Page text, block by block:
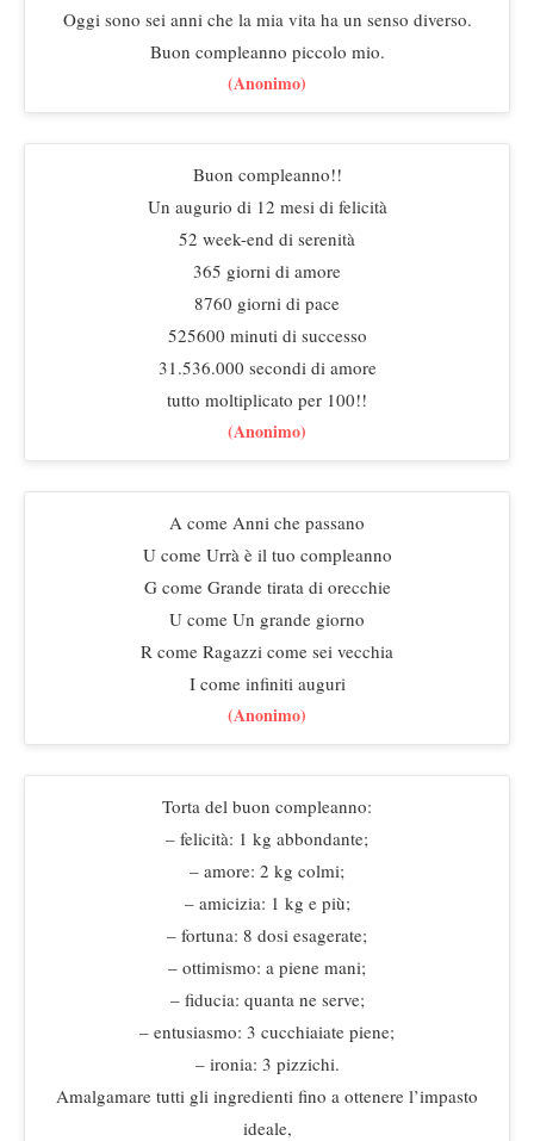
Oggi sono sei anni che la mia vita ha un senso diverso.
Buon compleanno piccolo mio.
(Anonimo)
Buon compleanno!!
Un augurio di 12 mesi di felicità
52 week-end di serenità
365 giorni di amore
8760 giorni di pace
525600 minuti di successo
31.536.000 secondi di amore
tutto moltiplicato per 100!!
(Anonimo)
A come Anni che passano
U come Urrà è il tuo compleanno
G come Grande tirata di orecchie
U come Un grande giorno
R come Ragazzi come sei vecchia
I come infiniti auguri
(Anonimo)
Torta del buon compleanno:
– felicità: 1 kg abbondante;
– amore: 2 kg colmi;
– amicizia: 1 kg e più;
– fortuna: 8 dosi esagerate;
– ottimismo: a piene mani;
– fiducia: quanta ne serve;
– entusiasmo: 3 cucchiaiate piene;
– ironia: 3 pizzichi.
Amalgamare tutti gli ingredienti fino a ottenere l’impasto
ideale,